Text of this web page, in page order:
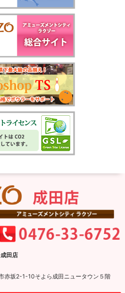
田店
坂2-1-10そよら成田ニュータウン５階